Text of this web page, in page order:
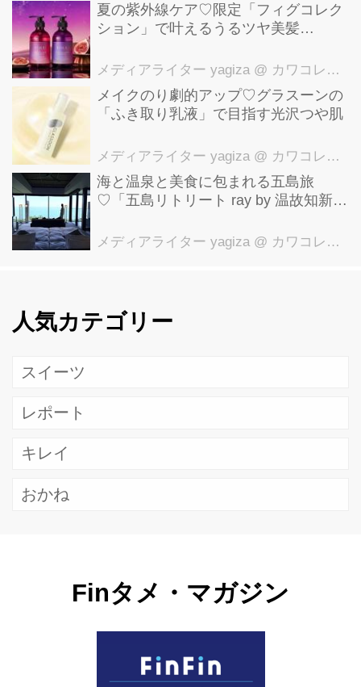
夏の紫外線ケア♡限定「フィグコレク
ション」で叶えるうるツヤ美髪
メディアライター yagiza @ カワコレメディア編集部
メイクのり劇的アップ♡グラスーンの
「ふき取り乳液」で目指す光沢つや肌
メディアライター yagiza @ カワコレメディア編集部
海と温泉と美食に包まれる五島旅
♡「五島リトリート ray by 温故知新」
メディアライター yagiza @ カワコレメディア編集部
人気カテゴリー
スイーツ
レポート
キレイ
おかね
Finタメ・マガジン